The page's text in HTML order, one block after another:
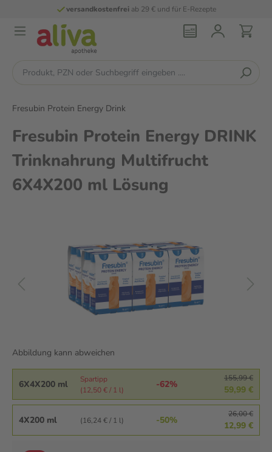
versandkostenfreiab 29 € und für E-Rezepte
Fresubin Protein Energy Drink
Fresubin Protein Energy DRINK
Trinknahrung Multifrucht
6X4X200 ml Lösung
Abbildung kann abweichen
6X4X200 ml
Spartipp
(12,50 € / 1 l)
-62%
155,99 €
59,99 €
4X200 ml (16,24 € / 1 l) -50%
26,00 €
12,99 €